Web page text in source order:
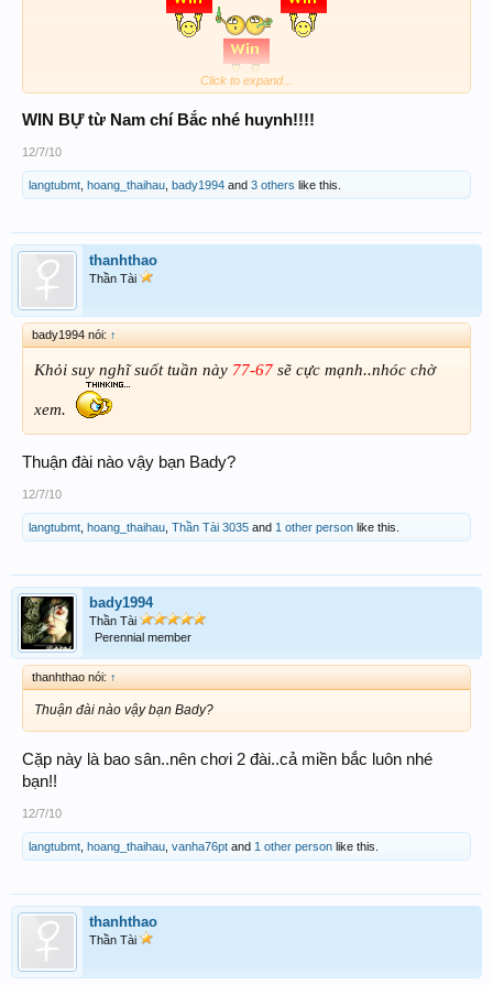
Click to expand...
WIN BỰ từ Nam chí Bắc nhé huynh!!!!
12/7/10
langtubmt hoang_thaihau bady1994 and 3 others like this.
thanhthao
Thần Tài
bady1994 nói: ↑
Khỏi suy nghĩ suốt tuần này 77-67 sẽ cực mạnh..nhóc chờ
xem.
Thuận đài nào vậy bạn Bady?
12/7/10
langtubmt hoang_thaihau Thần Tài 3035 and 1 other person like this.
bady1994
Thần Tài
Perennial member
thanhthao nói: ↑
Thuận đài nào vậy bạn Bady?
Cặp này là bao sân..nên chơi 2 đài..cả miền bắc luôn nhé
bạn!!
12/7/10
langtubmt hoang_thaihau vanha76pt and 1 other person like this.
thanhthao
Thần Tài